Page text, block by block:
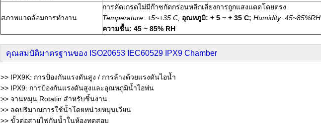
สภาพแวดล้อมการทำงาน
การคัดเกรดไม่มีก๊าซกัดกร่อนหลีกเลี่ยงการถูกแสงแดดโดยตรง
Temperature: +5~+35 C; อุณหภูมิ: + 5 ~ + 35 C; Humidity: 45~85%RH
ความชื้น: 45 ~ 85% RH
คุณสมบัติมาตรฐานของ ISO20653 IEC60529 IPX9 Chamber
>> IPX9K: การป้องกันแรงดันสูง / การล้างด้วยแรงดันไอน้ำ
>> IPX9: การป้องกันแรงดันสูงและอุณหภูมิน้ำไอพ่น
>> จานหมุน Rotatin สำหรับชิ้นงาน
>> ลดปริมาณการใช้น้ำโดยหน่วยหมุนเวียน
>> ขั้วต่อสายไฟกันน้ำในห้องทดสอบ